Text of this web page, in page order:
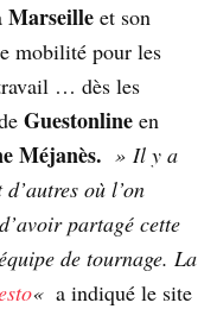
Marseille et son
mobilité pour les
… dès les
Guestonline en
Méjanès. » Il y a
où l’on
d’avoir partagé cette
de tournage. La
« a indiqué le site